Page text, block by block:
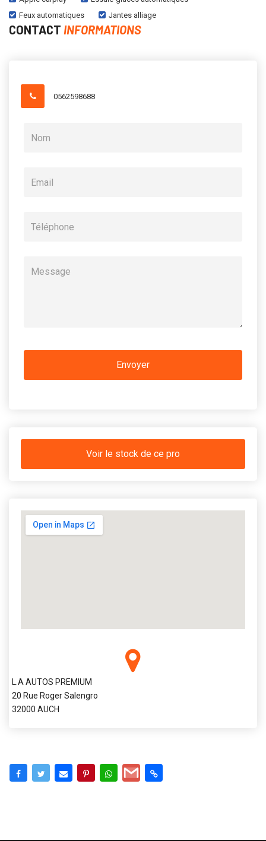
Feux automatiques
Jantes alliage
CONTACT INFORMATIONS
0562598688
Voir le stock de ce pro
L.A AUTOS PREMIUM
20 Rue Roger Salengro
32000 AUCH